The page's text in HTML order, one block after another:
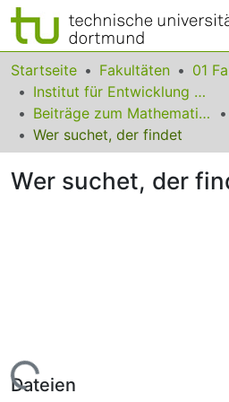
Bereiche & Sammlungen
Das gesamte Repositorium
Statistiken
FAQ
Startseite Fakultäten
Institut für Entwicklung und Erforschung des Mathematikunterrichts
Beiträge zum Mathematikunterricht
Wer suchet, der findet
Wer suchet, der
Lade...
Dateien